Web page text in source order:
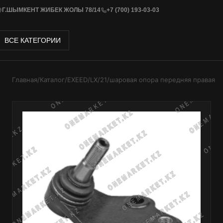
Г.ШЫМКЕНТ ЖИБЕК ЖОЛЫ 78/14 +7 (700) 193-03-03
ВСЕ КАТЕГОРИИ
Главная/Каталог/EXEED/LX/21/шаровая опора передняя правая